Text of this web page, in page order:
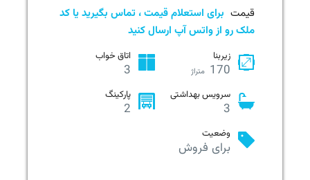
قیمت برای استعلام قیمت ، تماس بگیرید یا کد
ملک رو از واتس آپ ارسال کنید
زیربنا
170 متراژ
اتاق خواب
3
سرویس بهداشتی
3
پارکینگ
2
وضعیت
برای فروش